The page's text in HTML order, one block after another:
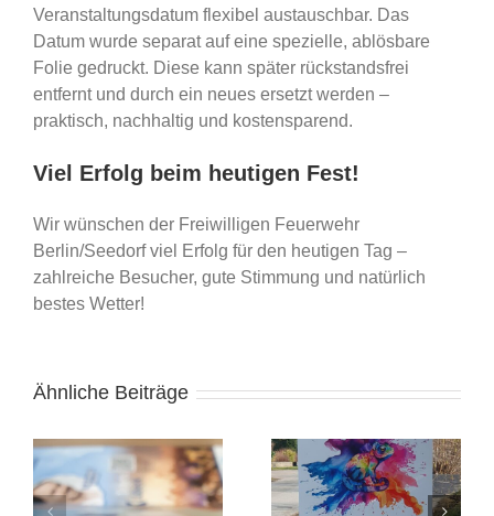
Veranstaltungsdatum flexibel austauschbar. Das
Datum wurde separat auf eine spezielle, ablösbare
Folie gedruckt. Diese kann später rückstandsfrei
entfernt und durch ein neues ersetzt werden –
praktisch, nachhaltig und kostensparend.
Viel Erfolg beim heutigen Fest!
Wir wünschen der Freiwilligen Feuerwehr
Berlin/Seedorf viel Erfolg für den heutigen Tag –
zahlreiche Besucher, gute Stimmung und natürlich
bestes Wetter!
Ähnliche Beiträge